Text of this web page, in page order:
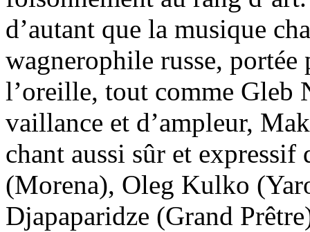
d’autant que la musique
wagnerophile russe, portée
l’oreille, tout comme
vaillance et d’ampleur,
chant aussi sûr et
(Morena), Oleg Kulko
Djapaparidze (Grand